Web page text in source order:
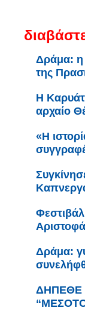
Δράμα: η
της
Η
αρχαίο
«Η
Δράμα:
ΔΗΠΕΘΕ